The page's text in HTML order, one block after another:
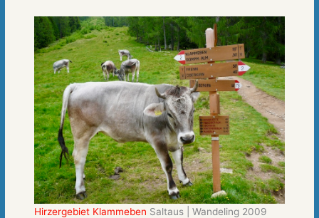
Hirzergebiet Klammeben Saltaus | Wandeling 2009